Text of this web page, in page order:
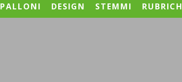
PALLONI DESIGN STEMMI